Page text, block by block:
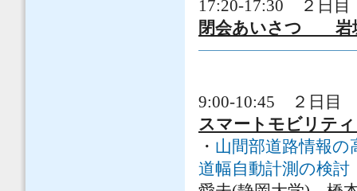
17:20-17:30 ２日
閉会あいさつ 岩城
9:00-10:45 ２日目
スマートモビリ
・ 山間部道路情報
道幅自動計測の検討